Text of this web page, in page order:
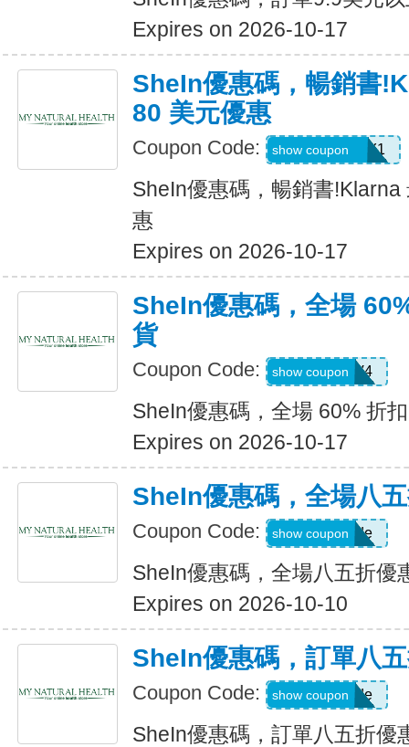
Expires on 2026-10-17
SheIn優惠碼，暢銷書
80 美元優惠
Coupon Code: KLARNAJULY1
show coupon
SheIn優惠碼，暢銷書
惠
Expires on 2026-10-17
SheIn優惠碼，全場
貨
Coupon Code: LS8V4
show coupon
SheIn優惠碼，全場 60% 折
Expires on 2026-10-17
SheIn優惠碼，全場八
Coupon Code: Show Code
show coupon
SheIn優惠碼，全場八五折優
Expires on 2026-10-10
SheIn優惠碼，訂單八
Coupon Code: Show Code
show coupon
SheIn優惠碼，訂單八五折優